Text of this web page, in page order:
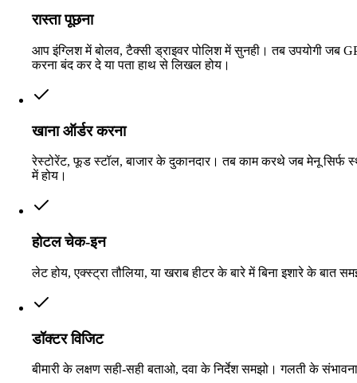
रास्ता पूछना
आप इंग्लिश में बोलव, टैक्सी ड्राइवर पोलिश में सुनही। तब उपयोगी जब
करना बंद कर दे या पता हाथ से लिखल होय।
खाना ऑर्डर करना
रेस्टोरेंट, फूड स्टॉल, बाजार के दुकानदार। तब काम करथे जब मेनू सिर्फ
में होय।
होटल चेक-इन
लेट होय, एक्स्ट्रा तौलिया, या खराब हीटर के बारे में बिना इशारे के बात
डॉक्टर विजिट
बीमारी के लक्षण सही-सही बताओ, दवा के निर्देश समझो। गलती के